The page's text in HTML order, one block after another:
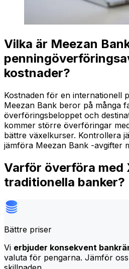
Vilka är Meezan
kostnader?
Kostnaden för en internationell
Meezan Bank beror på många
överföringsbeloppet och
kommer större överföringar
bättre växelkurser. Kontrollera
jämföra Meezan Bank -avgifter
Varför överföra med
traditionella banker?
Bättre priser
Vi erbjuder konsekvent
valuta för pengarna. Jämför